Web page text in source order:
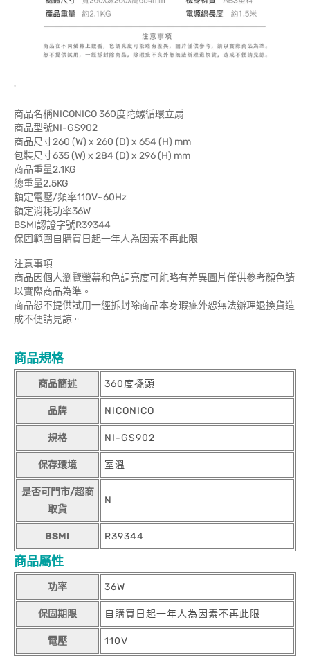
'
商品名稱NICONICO 360度陀螺循環立扇
商品型號NI-GS902
商品尺寸260 (W) x 260 (D) x 654 (H) mm
包裝尺寸635 (W) x 284 (D) x 296 (H) mm
商品重量2.1KG
總重量2.5KG
額定電壓/頻率110V~60Hz
額定消耗功率36W
BSMI認證字號R39344
保固範圍自購買日起一年人為因素不再此限
注意事項
商品因個人瀏覽螢幕和色調亮度可能略有差異圖片僅供參考顏色請
以實際商品為準。
商品恕不提供試用一經拆封除商品本身瑕疵外恕無法辦理退換貨造
成不便請見諒。
商品規格
商品簡述 360度擺頭
品牌 NICONICO
規格 NI-GS902
保存環境 室溫
是否可門市/超商
取貨
N
BSMI R39344
商品屬性
功率 36W
保固期限 自購買日起一年人為因素不再此限
電壓 110V